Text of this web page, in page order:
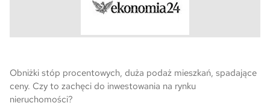
Obniżki stóp procentowych, duża podaż mieszkań, spadające
ceny. Czy to zachęci do inwestowania na rynku
nieruchomości?
ATAL Floriana w Szczecinie
NOWOŚĆ
ATAL Ruczaj w Krakowie